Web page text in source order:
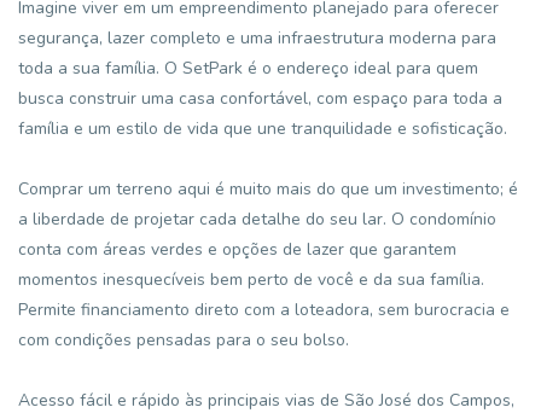
Imagine viver em um empreendimento planejado para oferecer
segurança, lazer completo e uma infraestrutura moderna para
toda a sua família. O SetPark é o endereço ideal para quem
busca construir uma casa confortável, com espaço para toda a
família e um estilo de vida que une tranquilidade e sofisticação.
Comprar um terreno aqui é muito mais do que um investimento; é
a liberdade de projetar cada detalhe do seu lar. O condomínio
conta com áreas verdes e opções de lazer que garantem
momentos inesquecíveis bem perto de você e da sua família.
Permite financiamento direto com a loteadora, sem burocracia e
com condições pensadas para o seu bolso.
Acesso fácil e rápido às principais vias de São José dos Campos,